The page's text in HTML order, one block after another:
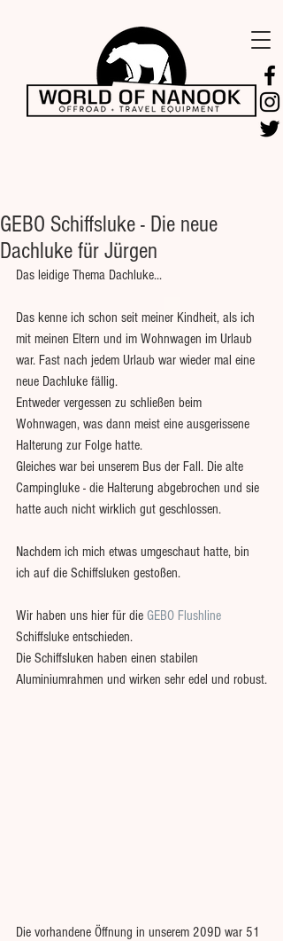
GEBO Schiffsluke - Die neue
Dachluke für Jürgen
Das leidige Thema Dachluke...
Das kenne ich schon seit meiner Kindheit, als ich
mit meinen Eltern und im Wohnwagen im Urlaub
war. Fast nach jedem Urlaub war wieder mal eine
neue Dachluke fällig.
Entweder vergessen zu schließen beim
Wohnwagen, was dann meist eine ausgerissene
Halterung zur Folge hatte.
Gleiches war bei unserem Bus der Fall. Die alte
Campingluke - die Halterung abgebrochen und sie
hatte auch nicht wirklich gut geschlossen.
Nachdem ich mich etwas umgeschaut hatte, bin
ich auf die Schiffsluken gestoßen.
Wir haben uns hier für die GEBO Flushline
Schiffsluke entschieden.
Die Schiffsluken haben einen stabilen
Aluminiumrahmen und wirken sehr edel und robust.
Die vorhandene Öffnung in unserem 209D war 51